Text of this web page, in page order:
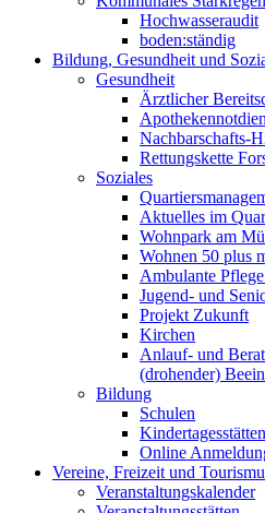
Hochwasseraudit
boden:ständig
Bildung, Gesundheit und
Gesundheit
Ärztlicher
Nachbarschafts-
Rettungskette
Soziales
Aktuelles im
Wohnpark am
Wohnen 50 plus
Ambulante
Jugend- und
Projekt Zukunft
Kirchen
Anlauf- und
(drohender)
Bildung
Schulen
Kindertagesstätten
Online
Vereine, Freizeit und
Veranstaltungskalender